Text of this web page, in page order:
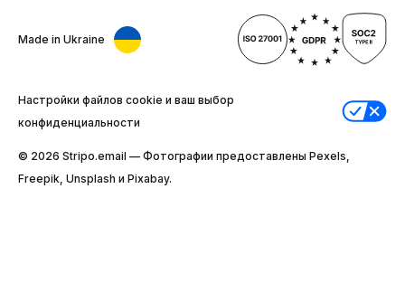
Made in Ukraine
Настройки файлов cookie и ваш выбор
конфиденциальности
© 2026 Stripо.email — Фотографии предоставлены Pexels,
Freepik, Unsplash и Pixabay.